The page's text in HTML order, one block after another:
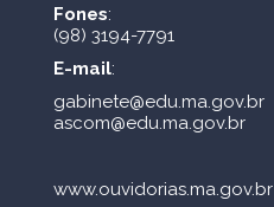
Fones:
(98) 3194-7791
E-mail:
gabinete@edu.ma.gov.br
ascom@edu.ma.gov.br
www.ouvidorias.ma.gov.br